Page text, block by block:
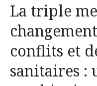
La triple
conflits et
sanitaires :